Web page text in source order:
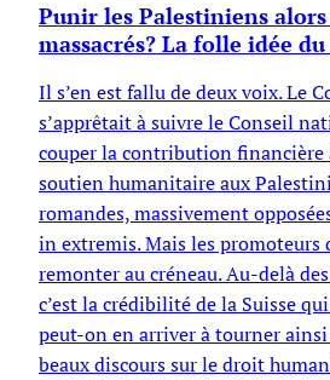
Punir les Palestiniens
massacrés? La folle idée
Il s’en est fallu de deux voix. Le
s’apprêtait à suivre le Conseil
couper la contribution financière
soutien humanitaire aux
romandes, massivement
in extremis. Mais les
remonter au créneau. Au-delà
c’est la crédibilité de la Suisse
peut-on en arriver à tourner
beaux discours sur le droit